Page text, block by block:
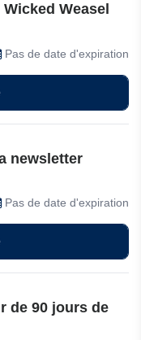
Weasel
pour bénéficier
que la livraison à tarif
à partir de 149 $ et des
monde entier.
Pas de date d'expiration
newsletter
pour recevoir nos
Pas de date d'expiration
de 90 jours de